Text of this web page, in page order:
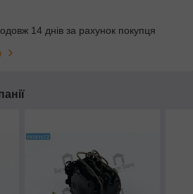
14 днів за рахунок покупця